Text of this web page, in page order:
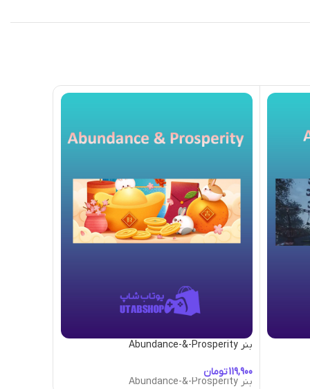
بنر Abundance-&-Prosperity
تومان
بنر Abundance-&-Prosperity